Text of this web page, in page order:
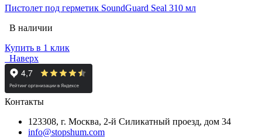
Пистолет под герметик SoundGuard Seal 310 мл
В наличии
Купить в 1 клик
Наверх
Контакты
123308, г. Москва, 2-й Силикатный проезд, дом 34
info@stopshum.com